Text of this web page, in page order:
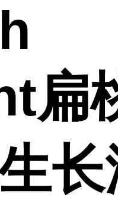
扁
长